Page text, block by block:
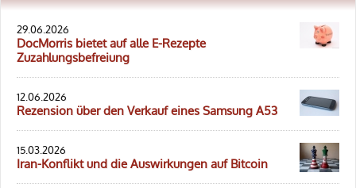
29.06.2026
DocMorris bietet auf alle E-Rezepte
Zuzahlungsbefreiung
12.06.2026
Rezension über den Verkauf eines Samsung A53
15.03.2026
Iran-Konflikt und die Auswirkungen auf Bitcoin